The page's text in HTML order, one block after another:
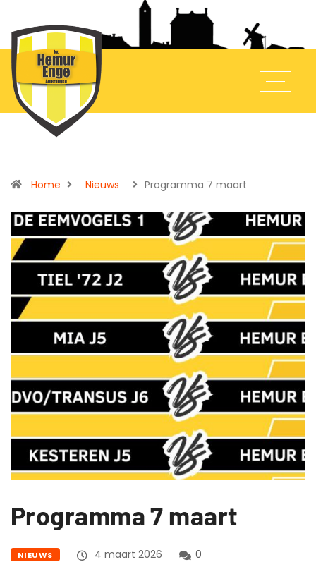
Home Nieuws Programma 7 maart
Programma 7 maart
NIEUWS 4 maart 2026
0